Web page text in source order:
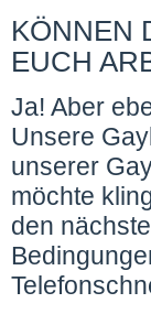
KÖNNEN
EUCH
Ja! Aber
Unsere
unserer
möchte
den